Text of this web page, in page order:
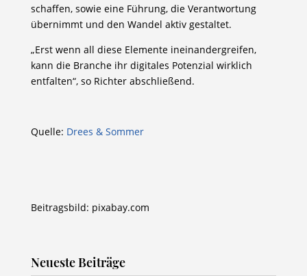
schaffen, sowie eine Führung, die Verantwortung
übernimmt und den Wandel aktiv gestaltet.
„Erst wenn all diese Elemente ineinandergreifen,
kann die Branche ihr digitales Potenzial wirklich
entfalten“, so Richter abschließend.
Quelle: Drees & Sommer
Beitragsbild: pixabay.com
Neueste Beiträge